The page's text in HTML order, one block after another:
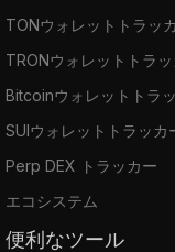
TONウォレットトラッ
TRONウォレットトラ
Bitcoinウォレットトラ
SUIウォレットトラッカ
Perp DEX トラッカー
エコシステム
便利なツール